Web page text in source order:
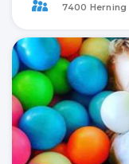
7400 Herning